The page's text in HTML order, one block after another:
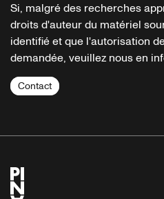
Si, malgré des recherches
droits d'auteur du matériel
identifié et que l'autorisation
demandée, veuillez nous en
Contact